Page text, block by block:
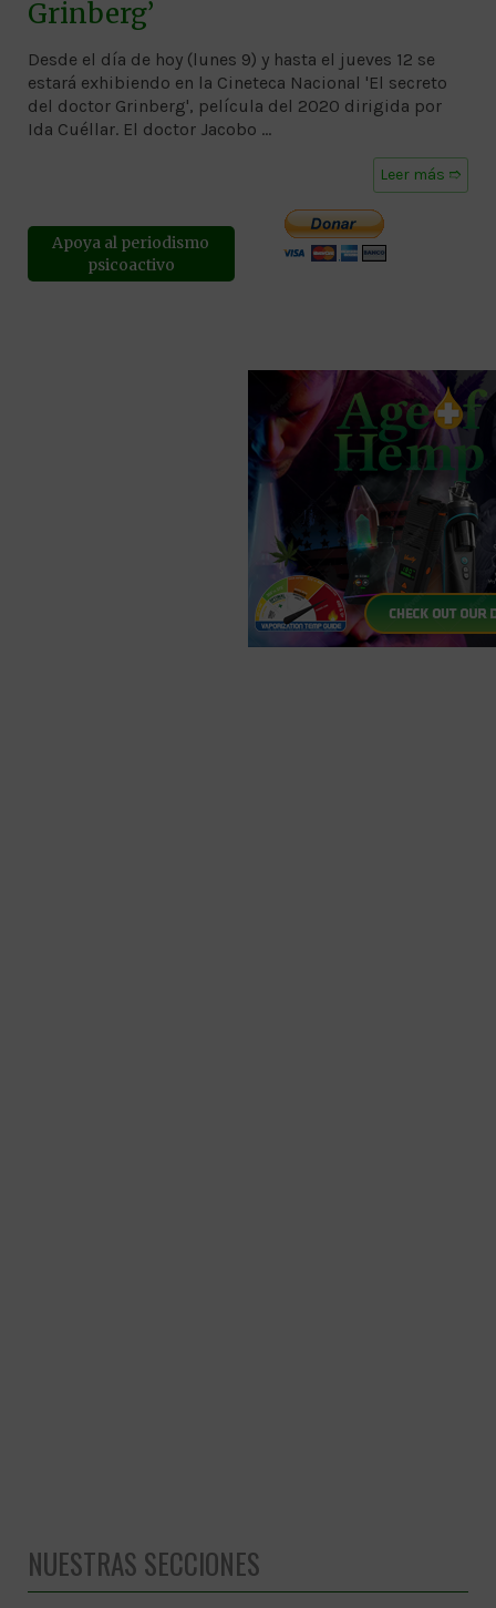
Grinberg’
Desde el día de hoy (lunes 9) y hasta el jueves 12 se
estará exhibiendo en la Cineteca Nacional 'El secreto
del doctor Grinberg', película del 2020 dirigida por
Ida Cuéllar. El doctor Jacobo …
Leer más ➱
Apoya al periodismo
psicoactivo
NUESTRAS SECCIONES